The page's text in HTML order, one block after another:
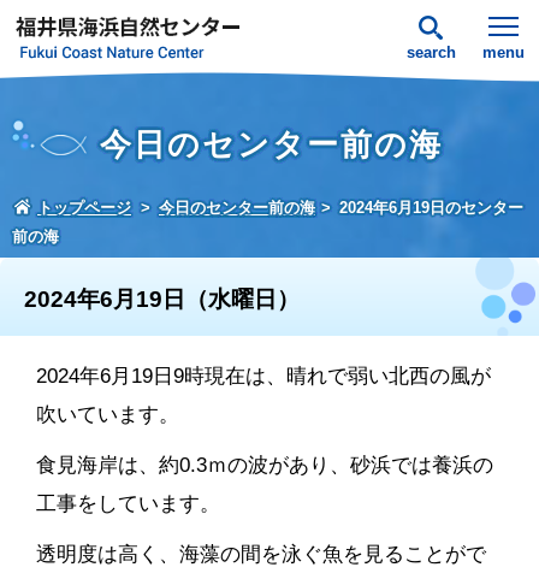
search menu
今日のセンター前の海
トップページ 今日のセンター前の海
2024年6月19日のセンター
前の海
2024年6月19日（水曜日）
2024年6月19日9時現在は、晴れで弱い北西の風が
吹いています。
食見海岸は、約0.3ｍの波があり、砂浜では養浜の
工事をしています。
透明度は高く、海藻の間を泳ぐ魚を見ることがで